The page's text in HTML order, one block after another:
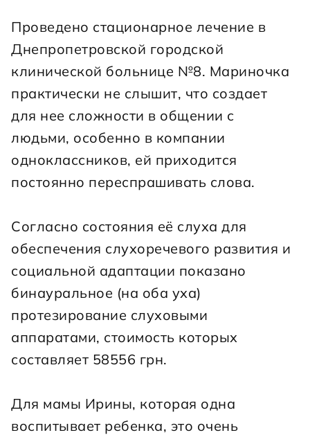
Проведено стационарное лечение в
Днепропетровской городской
клинической больнице №8. Мариночка
практически не слышит, что создает
для нее сложности в общении с
людьми, особенно в компании
одноклассников, ей приходится
постоянно переспрашивать слова.
Согласно состояния её слуха для
обеспечения слухоречевого развития и
социальной адаптации показано
бинауральное (на оба уха)
протезирование слуховыми
аппаратами, стоимость которых
составляет 58556 грн.
Для мамы Ирины, которая одна
воспитывает ребенка, это очень